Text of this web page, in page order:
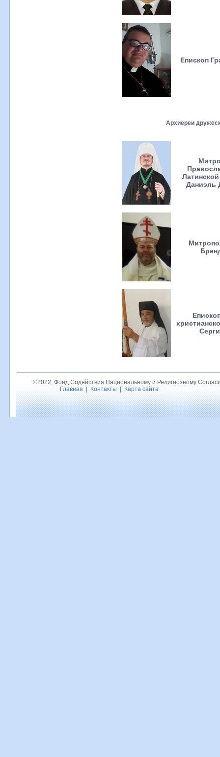
Епископ
Архиереи
Даниэль
©2022, Фонд Содействия Национальному и Религиозному
Главная
Контакты Карта сайта